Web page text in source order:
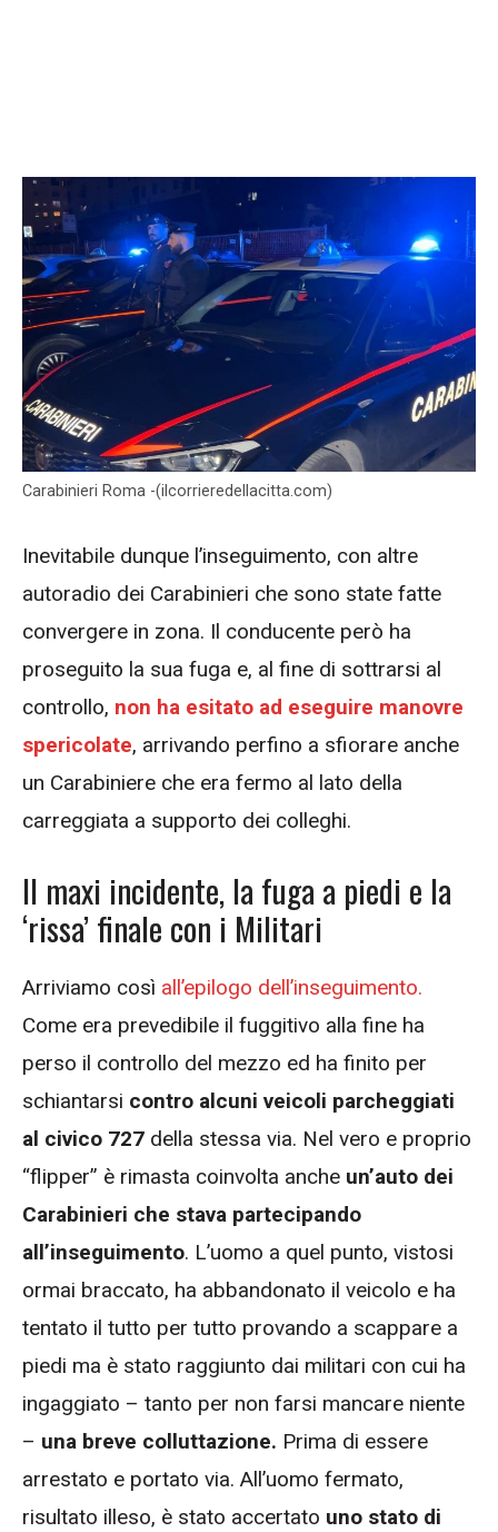
Carabinieri Roma -(ilcorrieredellacitta.com)
Inevitabile dunque l’inseguimento, con altre
autoradio dei Carabinieri che sono state fatte
convergere in zona. Il conducente però ha
proseguito la sua fuga e, al fine di sottrarsi al
controllo, non ha esitato ad eseguire manovre
spericolate, arrivando perfino a sfiorare anche
un Carabiniere che era fermo al lato della
carreggiata a supporto dei colleghi.
Il maxi incidente, la fuga a piedi e la
‘rissa’ finale con i Militari
Arriviamo così all’epilogo dell’inseguimento.
Come era prevedibile il fuggitivo alla fine ha
perso il controllo del mezzo ed ha finito per
schiantarsi contro alcuni veicoli parcheggiati
al civico 727 della stessa via. Nel vero e proprio
“flipper” è rimasta coinvolta anche un’auto dei
Carabinieri che stava partecipando
all’inseguimento. L’uomo a quel punto, vistosi
ormai braccato, ha abbandonato il veicolo e ha
tentato il tutto per tutto provando a scappare a
piedi ma è stato raggiunto dai militari con cui ha
ingaggiato – tanto per non farsi mancare niente
– una breve colluttazione. Prima di essere
arrestato e portato via. All’uomo fermato,
risultato illeso, è stato accertato uno stato di